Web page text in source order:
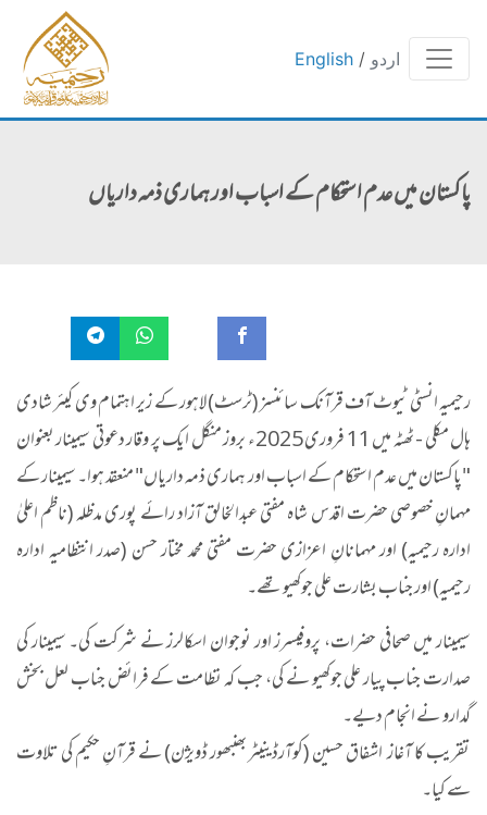
English / اردو
پاکستان میں عدم استحکام کے اسباب اور ہماری ذمہ داریاں
رحیمیہ انسٹی ٹیوٹ آف قرآنک سائنسز (ٹرسٹ) لاہور کے زیر اہتمام وی کیئر شادی
ہال مکلی - ٹھٹہ میں 11 فروری 2025ء بروز منگل ایک پر وقار دعوتی سیمینار بعنوان
"پاکستان میں عدم استحکام کے اسباب اور ہماری ذمہ داریاں" منعقد ہوا۔ سیمینار کے
مہمانِ خصوصی حضرت اقدس شاہ مفتی عبدالخالق آزاد رائے پوری مدظلہ (ناظم اعلیٰ
ادارہ رحیمیہ) اور مہمانانِ اعزازی حضرت مفتی محمد مختار حسن (صدر انتظامیہ ادارہ
رحیمیہ) اور جناب بشارت علی جوکھیو تھے۔
سیمینار میں صحافی حضرات، پروفیسرز اور نوجوان اسکالرز نے شرکت کی۔ سیمینار کی
صدارت جناب پیار علی جوکھیو نے کی، جب کہ نظامت کے فرائض جناب لعل بخش
گدارو نے انجام دیے۔
تقریب کا آغاز اشفاق حسین (کوآرڈینیٹر بھنبھور ڈویژن) نے قرآنِ حکیم کی تلاوت
سے کیا۔